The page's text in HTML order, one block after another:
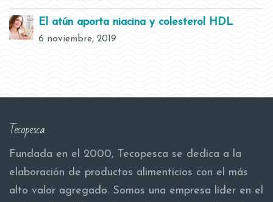
El atún aporta niacina y colesterol HDL
6 noviembre, 2019
Tecopesca
Fundada en el 2000, Tecopesca se dedica a la
elaboración de productos alimenticios con el más
alto valor agregado. Somos una empresa líder en el